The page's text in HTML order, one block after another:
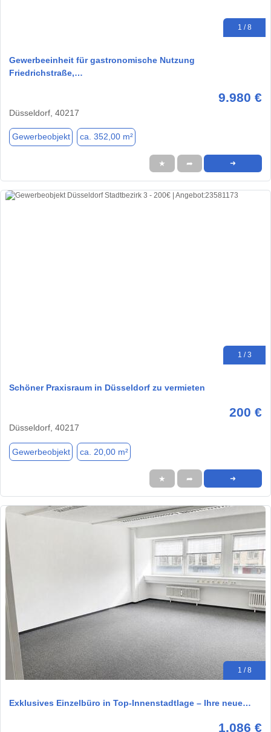
1 / 8
Gewerbeeinheit für gastronomische Nutzung
Friedrichstraße,…
9.980 €
Düsseldorf, 40217
Gewerbeobjekt ca. 352,00 m²
★ ➦ ➜
1 / 3
Schöner Praxisraum in Düsseldorf zu vermieten
200 €
Düsseldorf, 40217
Gewerbeobjekt ca. 20,00 m²
★ ➦ ➜
1 / 8
Exklusives Einzelbüro in Top-Innenstadtlage – Ihre neue…
1.086 €